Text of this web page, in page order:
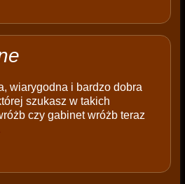
wiarygodna i bardzo dobra
szukasz w takich
czy gabinet wróżb teraz